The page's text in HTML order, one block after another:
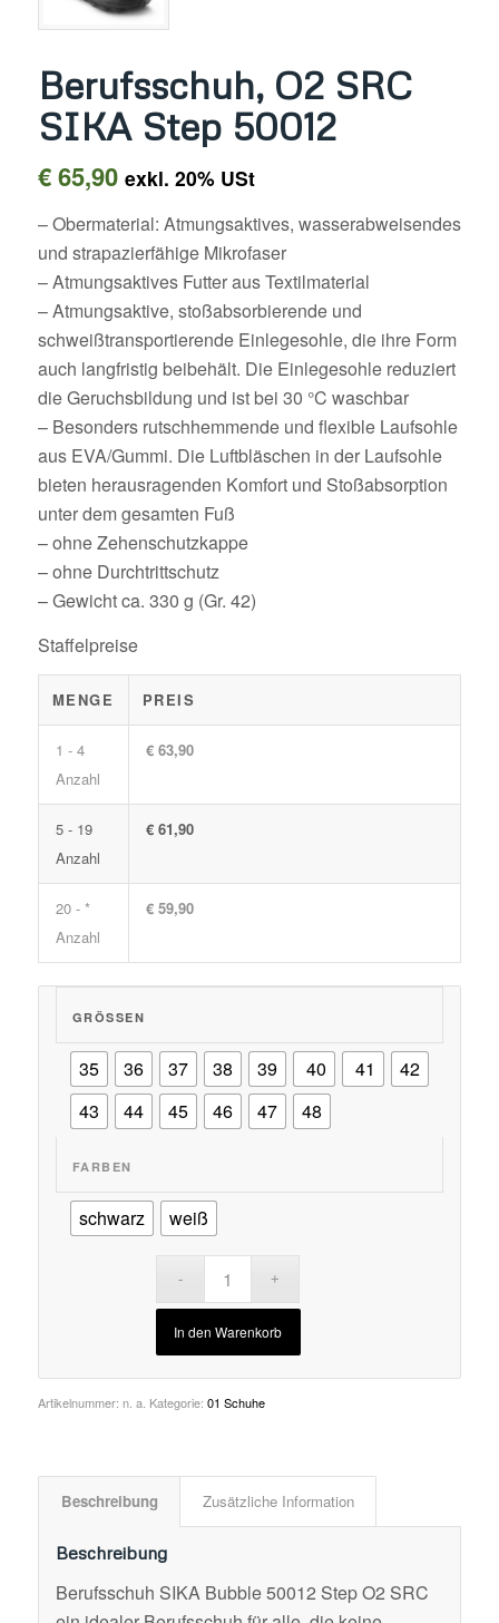
Berufsschuh, O2 SRC
SIKA Step 50012
€65,90 exkl. 20% USt
– Obermaterial: Atmungsaktives, wasserabweisendes
und strapazierfähige Mikrofaser
– Atmungsaktives Futter aus Textilmaterial
– Atmungsaktive, stoßabsorbierende und
schweißtransportierende Einlegesohle, die ihre Form
auch langfristig beibehält. Die Einlegesohle reduziert
die Geruchsbildung und ist bei 30 °C waschbar
– Besonders rutschhemmende und flexible Laufsohle
aus EVA/Gummi. Die Luftbläschen in der Laufsohle
bieten herausragenden Komfort und Stoßabsorption
unter dem gesamten Fuß
– ohne Zehenschutzkappe
– ohne Durchtrittschutz
– Gewicht ca. 330 g (Gr. 42)
Staffelpreise
MENGE PREIS
1 - 4
Anzahl
€ 63,90
5 - 19
Anzahl
€ 61,90
20 - *
Anzahl
€ 59,90
GRÖSSEN
35 36 37 38 39 40 41
42
43
44 45 46 47 48
FARBEN
schwarz weiß
In den Warenkorb
Artikelnummer: n. a. Kategorie: 01 Schuhe
Beschreibung Zusätzliche Information
Beschreibung
Berufsschuh SIKA Bubble 50012 Step O2 SRC